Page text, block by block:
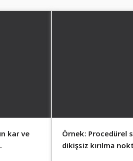
kar ve
Örnek: Procedürel
dikişsiz kırılma